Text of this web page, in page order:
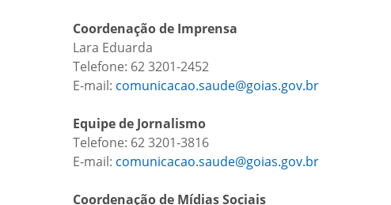
Coordenação de Imprensa
Lara Eduarda
Telefone: 62 3201-2452
E-mail: comunicacao.saude@goias.gov.br
Equipe de Jornalismo
Telefone: 62 3201-3816
E-mail: comunicacao.saude@goias.gov.br
Coordenação de Mídias Sociais